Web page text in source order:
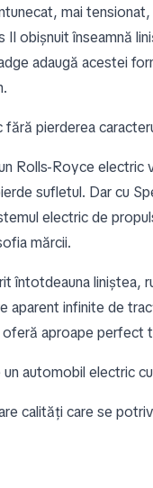
mai
II obișnuit înseamnă
adaugă acestei
pierderea
Rolls-Royce electric
sufletul. Dar cu
electric de
mărcii.
întotdeauna liniștea,
aparent infinite de
aproape perfect
automobil electric
calități care se